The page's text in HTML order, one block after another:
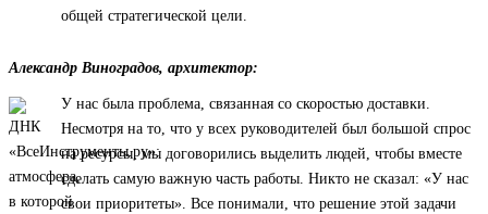
общей стратегической цели.
Александр Виноградов, архитектор:
У нас была проблема, связанная со скоростью доставки.
Несмотря на то, что у всех руководителей был большой спрос
на ресурсы, мы договорились выделить людей, чтобы вместе
сделать самую важную часть работы. Никто не сказал: «У нас
свои приоритеты». Все понимали, что решение этой задачи